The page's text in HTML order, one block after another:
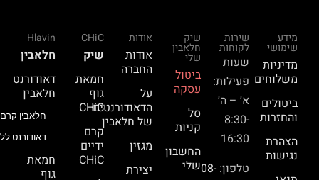
מידע
שימושי
מדיניות
משלוחים
ביטולים
והחזרות
הצהרת
נגישות
שירות
לקוחות
שעות
פעילות:
א׳ – ה׳
8:30-
16:30
טלפון: 08-
שיק
חלאבין
שלי
ביטול
עסקה
סל
קניות
החשבון
שלי
אודות
אודות
החברה
על
הדאודורנטים
של חלאבין
מגזין
יצירת
CHiC
שיק
חמאת
גוף
CHiC
קרם
ידיים
CHiC
Hlavin
חלאבין
דאודורנט
חלאבין
חלאבין
דאודורנט
חמאת
גוף